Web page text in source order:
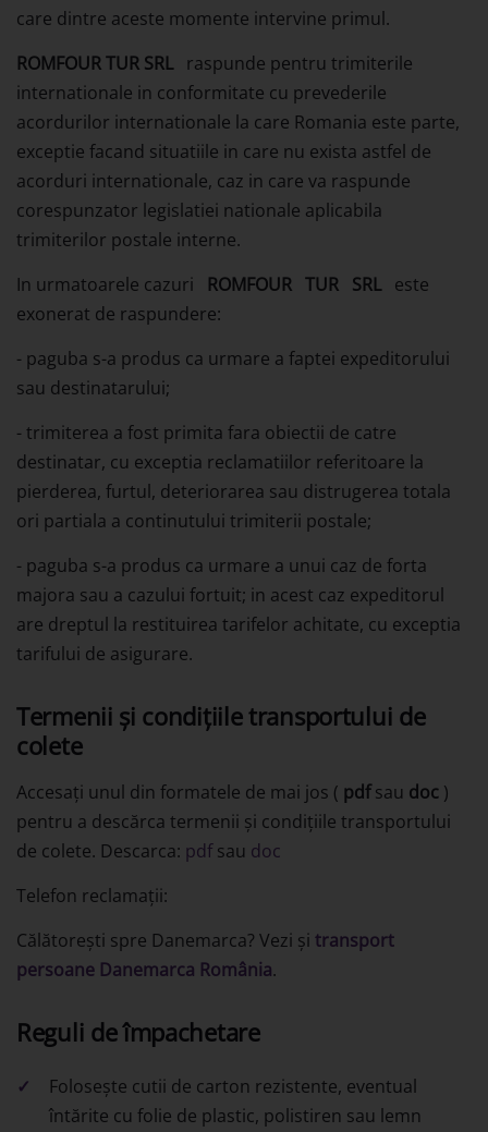
care dintre aceste momente intervine primul.
ROMFOUR TUR SRL raspunde pentru trimiterile
internationale in conformitate cu prevederile
acordurilor internationale la care Romania este parte,
exceptie facand situatiile in care nu exista astfel de
acorduri internationale, caz in care va raspunde
corespunzator legislatiei nationale aplicabila
trimiterilor postale interne.
In urmatoarele cazuri ROMFOUR TUR SRL este
exonerat de raspundere:
- paguba s-a produs ca urmare a faptei expeditorului
sau destinatarului;
- trimiterea a fost primita fara obiectii de catre
destinatar, cu exceptia reclamatiilor referitoare la
pierderea, furtul, deteriorarea sau distrugerea totala
ori partiala a continutului trimiterii postale;
- paguba s-a produs ca urmare a unui caz de forta
majora sau a cazului fortuit; in acest caz expeditorul
are dreptul la restituirea tarifelor achitate, cu exceptia
tarifului de asigurare.
Termenii și condițiile transportului de
colete
Accesați unul din formatele de mai jos ( pdfsau doc )
pentru a descărca termenii și condițiile transportului
de colete. Descarca: pdfsau doc
Telefon reclamații:
Călătorești spre Danemarca? Vezi și transport
persoane Danemarca România.
Reguli de împachetare
Folosește cutii de carton rezistente, eventual
întărite cu folie de plastic, polistiren sau lemn